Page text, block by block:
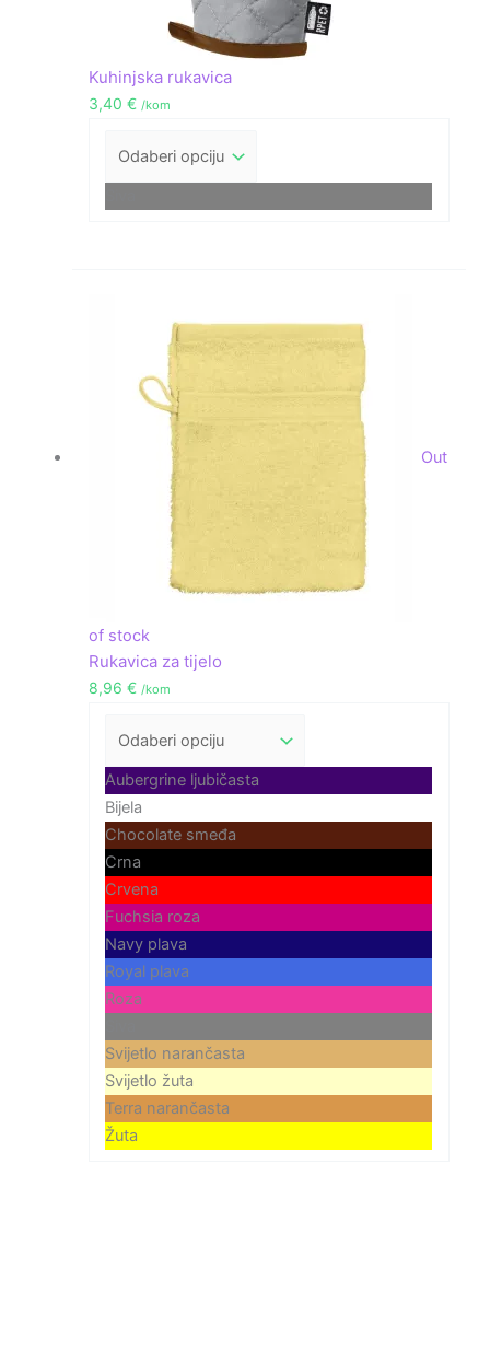
Kuhinjska rukavica
3,40 € /kom
Out
of stock
Rukavica za tijelo
8,96 € /kom
Aubergrine ljubičasta
Bijela
Chocolate smeđa
Crna
Crvena
Fuchsia roza
Navy plava
Royal plava
Roza
Svijetlo narančasta
Svijetlo žuta
Terra narančasta
Žuta